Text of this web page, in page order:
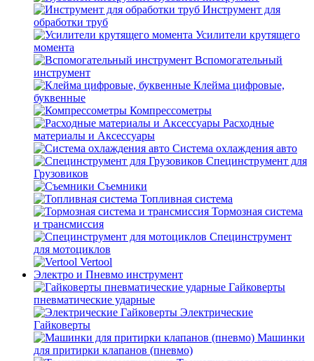
Инструмент для
обработки труб
Усилители крутящего
момента
Вспомогательный
инструмент
Клейма цифровые,
буквенные
Компрессометры
Расходные
материалы и Аксессуары
Система охлаждения авто
Специнструмент для
Грузовиков
Съемники
Топливная система
Тормозная система
и трансмиссия
Специнструмент
для мотоциклов
Vertool
Электро и Пневмо инструмент
Гайковерты
пневматические ударные
Электрические
Гайковерты
Машинки
для притирки клапанов (пневмо)